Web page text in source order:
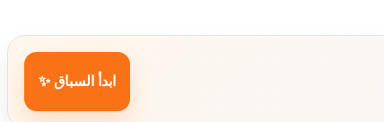
ابدأ السباق ✨